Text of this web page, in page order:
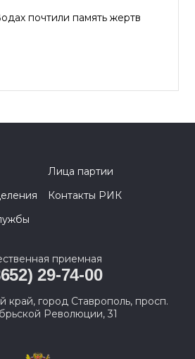
почтили память жертв
Лица партии
Контакты РИК
приемная
29-74-00
край, город Ставрополь, просп.
Революции, 31